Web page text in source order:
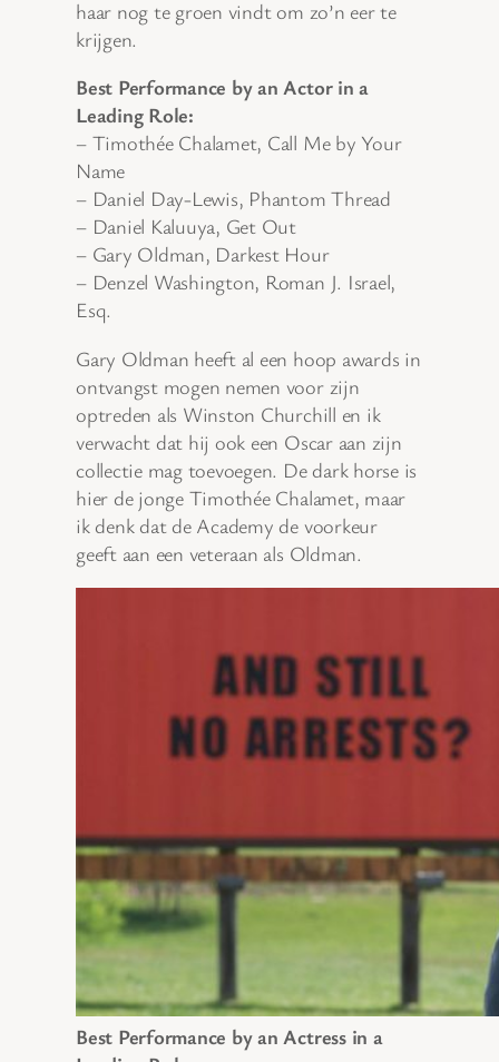
haar nog te groen vindt om zo’n eer te
krijgen.
Best Performance by an Actor in a
Leading Role:
– Timothée Chalamet, Call Me by Your
Name
– Daniel Day-Lewis, Phantom Thread
– Daniel Kaluuya, Get Out
– Gary Oldman, Darkest Hour
– Denzel Washington, Roman J. Israel,
Esq.
Gary Oldman heeft al een hoop awards in
ontvangst mogen nemen voor zijn
optreden als Winston Churchill en ik
verwacht dat hij ook een Oscar aan zijn
collectie mag toevoegen. De dark horse is
hier de jonge Timothée Chalamet, maar
ik denk dat de Academy de voorkeur
geeft aan een veteraan als Oldman.
Best Performance by an Actress in a